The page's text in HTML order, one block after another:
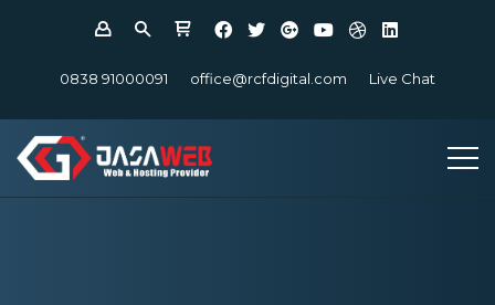
0838 91000091 office@rcfdigital.com Live Chat